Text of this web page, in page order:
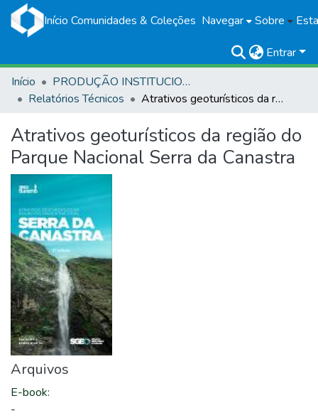
Início Comunidades & Coleções Navegar Sobre
Entrar
Início
PRODUÇÃO INSTITUCIONAL
Relatórios Técnicos
Atrativos geoturísticos da região do Parque Nacional Serra da Canastra
Atrativos geoturísticos da região do
Parque Nacional Serra da Canastra
Arquivos
E-book:
-